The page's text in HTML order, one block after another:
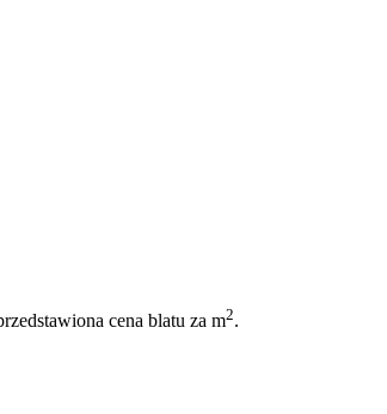
cena blatu za m2.